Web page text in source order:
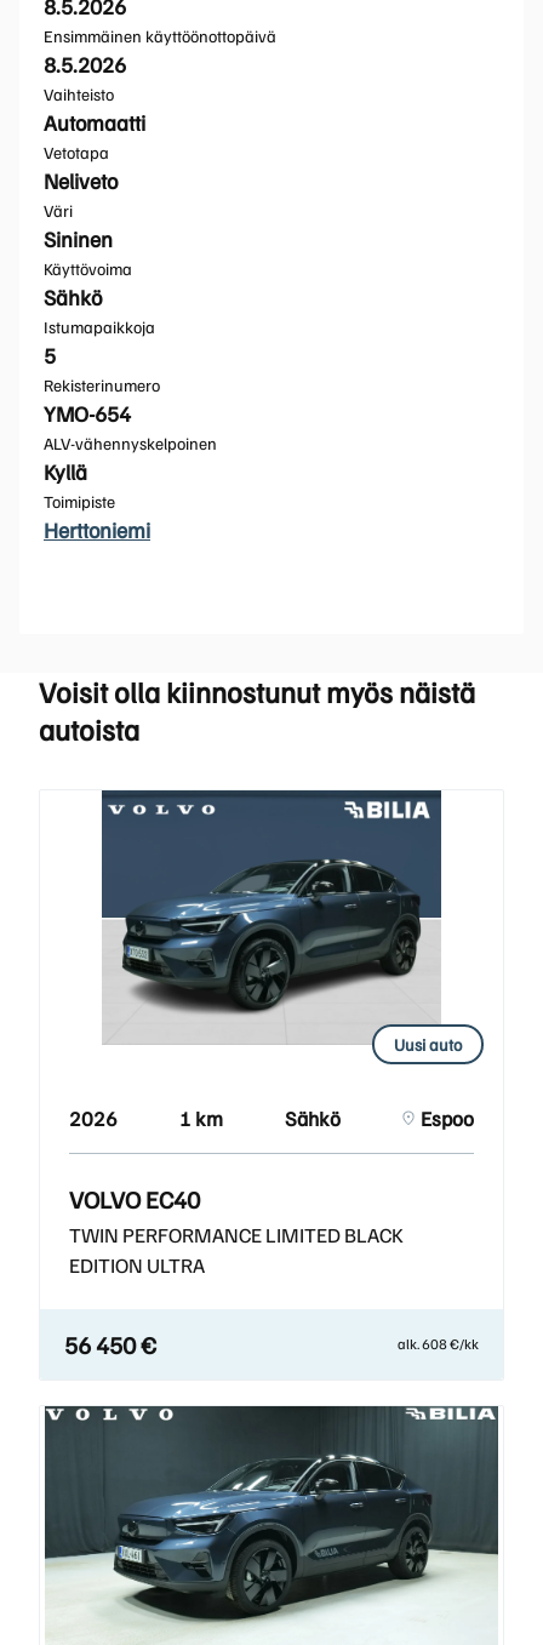
8.5.2026
Ensimmäinen käyttöönottopäivä
8.5.2026
Vaihteisto
Automaatti
Vetotapa
Neliveto
Väri
Sininen
Käyttövoima
Sähkö
Istumapaikkoja
5
Rekisterinumero
YMO-654
ALV-vähennyskelpoinen
Kyllä
Toimipiste
Herttoniemi
Voisit olla kiinnostunut myös näistä
autoista
Uusi auto
2026 1 km Sähkö Espoo
VOLVO EC40
TWIN PERFORMANCE LIMITED BLACK
EDITION ULTRA
56 450 € alk. 608 €/kk